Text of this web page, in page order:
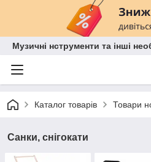
Музичні нструменти та інші
Каталог товарів Товари
Санки, снігокати